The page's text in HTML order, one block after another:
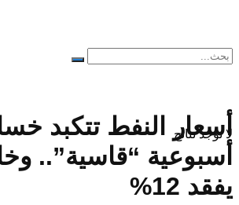
لا توجد نتائج
أسعار النفط تتكبد
أسبوعية “قاسية”..
يفقد 12%